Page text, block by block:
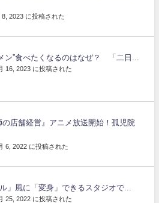
8, 2023 に投稿された
ン”食べたくなるのはなぜ？ 「二日...
16, 2023 に投稿された
の店舗経営』アニメ放送開始！孤児院
6, 2022 に投稿された
」風に「変身」できるスタジオで...
25, 2022 に投稿された